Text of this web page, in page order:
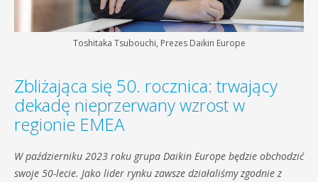
Toshitaka Tsubouchi, Prezes Daikin Europe
Zbliżająca się 50. rocznica: trwający
dekadę nieprzerwany wzrost w
regionie EMEA
W październiku 2023 roku grupa Daikin Europe będzie obchodzić
swoje 50-lecie. Jako lider rynku zawsze działaliśmy zgodnie z